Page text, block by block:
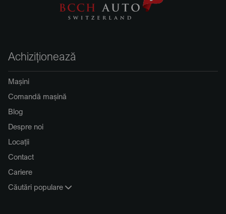
Achiziționează
Mașini
Comandă mașină
Blog
Despre noi
Locații
Contact
Cariere
Căutări populare